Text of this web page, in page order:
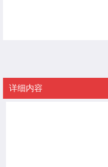
详细内容